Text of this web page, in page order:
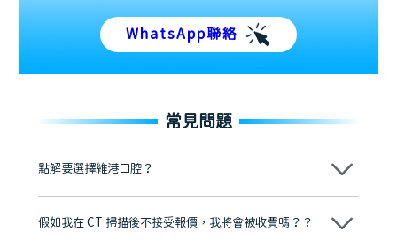
WhatsApp聯絡
常見問題
點解要選擇維港口腔？
維港口腔踐行「醫道濟世」的大學校訓，各分院匯聚來自香港、內地的
牌」、「2025香港企業領袖品牌」，是諾貝爾種植系統全球放心植牙中
假如我在 CT 掃描後不接受報價，我將會被收費嗎？？